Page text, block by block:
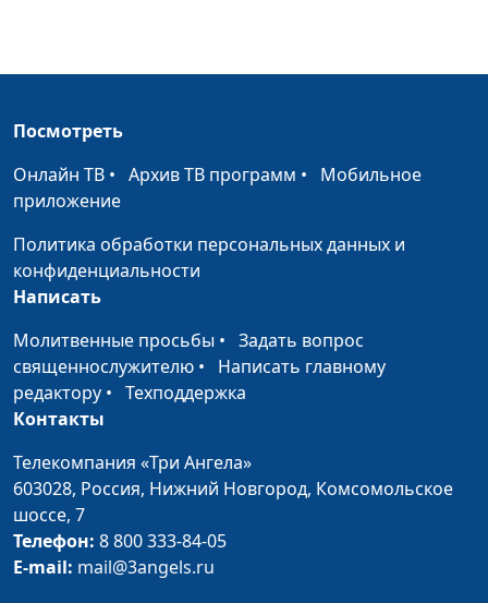
Наталья Булатова,
Татьяна Булатова, Богдан
Принципы жизни
человека (первая
Максим Веренчук,
Юлианна Веренчук, Илья
Шерстнев, Ольга Ланг,
Наталья Булатова,
Готов ли я к браку?
Вячеслав Котов,
Андрей Карганов,
Виктория Булатова,
#120
Посмотреть
Онлайн ТВ • Архив ТВ программ • Мобильное
приложение
Политика обработки персональных данных и
конфиденциальности
Написать
Молитвенные просьбы • Задать вопрос
священнослужителю • Написать главному
редактору • Техподдержка
Контакты
Телекомпания «Три Ангела»
603028, Россия, Нижний Новгород, Комсомольское
шоссе, 7
Телефон: 8 800 333-84-05
E-mail: mail@3angels.ru